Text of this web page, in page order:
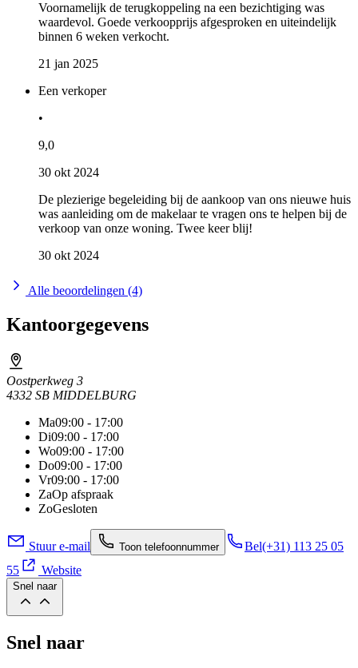
Voornamelijk de terugkoppeling na een bezichtiging was
waardevol. Goede verkoopprijs afgesproken en uiteindelijk
binnen 6 weken verkocht.
21 jan 2025
Een verkoper
•
9,0
30 okt 2024
De plezierige begeleiding bij de aankoop van ons nieuwe huis
was aanleiding om de makelaar te vragen ons te helpen bij de
verkoop van onze woning. Twee keer blij!
30 okt 2024
Alle beoordelingen (4)
Kantoorgegevens
Oostperkweg 3
4332 SB MIDDELBURG
Ma09:00 - 17:00
Di09:00 - 17:00
Wo09:00 - 17:00
Do09:00 - 17:00
Vr09:00 - 17:00
ZaOp afspraak
ZoGesloten
Stuur e-mail Toon telefoonnummer Bel(+31) 113 25 05
55
Website
Snel naar
Snel naar